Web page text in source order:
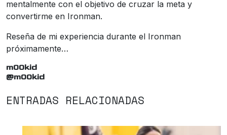
mentalmente con el objetivo de cruzar la meta y
convertirme en Ironman.
Reseña de mi experiencia durante el Ironman
próximamente…
m00kid
@m00kid
ENTRADAS RELACIONADAS